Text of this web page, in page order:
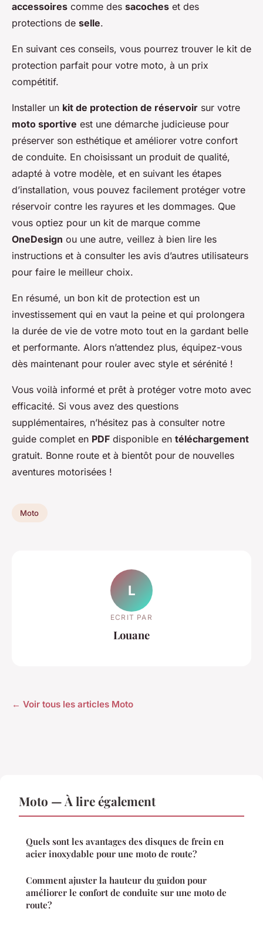
accessoires comme des sacoches et des
protections de selle.
En suivant ces conseils, vous pourrez trouver le kit de
protection parfait pour votre moto, à un prix
compétitif.
Installer un kit de protection de réservoir sur votre
moto sportive est une démarche judicieuse pour
préserver son esthétique et améliorer votre confort
de conduite. En choisissant un produit de qualité,
adapté à votre modèle, et en suivant les étapes
d’installation, vous pouvez facilement protéger votre
réservoir contre les rayures et les dommages. Que
vous optiez pour un kit de marque comme
OneDesign ou une autre, veillez à bien lire les
instructions et à consulter les avis d’autres utilisateurs
pour faire le meilleur choix.
En résumé, un bon kit de protection est un
investissement qui en vaut la peine et qui prolongera
la durée de vie de votre moto tout en la gardant belle
et performante. Alors n’attendez plus, équipez-vous
dès maintenant pour rouler avec style et sérénité !
Vous voilà informé et prêt à protéger votre moto avec
efficacité. Si vous avez des questions
supplémentaires, n’hésitez pas à consulter notre
guide complet en PDF disponible en téléchargement
gratuit. Bonne route et à bientôt pour de nouvelles
aventures motorisées !
Moto
L
ECRIT PAR
Louane
← Voir tous les articles Moto
Moto — À lire également
Quels sont les avantages des disques de frein en
acier inoxydable pour une moto de route?
Comment ajuster la hauteur du guidon pour
améliorer le confort de conduite sur une moto de
route?